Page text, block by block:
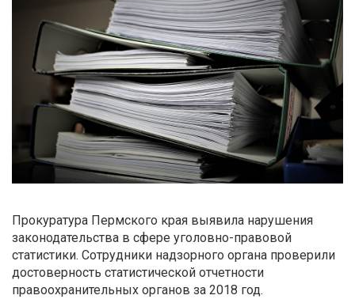
Прокуратура Пермского края выявила нарушения
законодательства в сфере уголовно-правовой
статистики. Сотрудники надзорного органа проверили
достоверность статистической отчетности
правоохранительных органов за 2018 год.